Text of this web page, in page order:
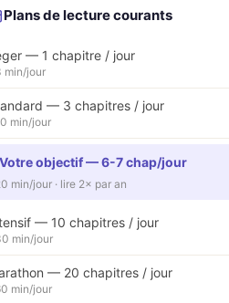
Plans de lecture courants
— 1 chapitre / jour
min/jour
— 3 chapitres / jour
min/jour
Votre objectif — 6-7 chap/jour
min/jour · lire 2× par an
— 10 chapitres / jour
min/jour
— 20 chapitres / jour
min/jour